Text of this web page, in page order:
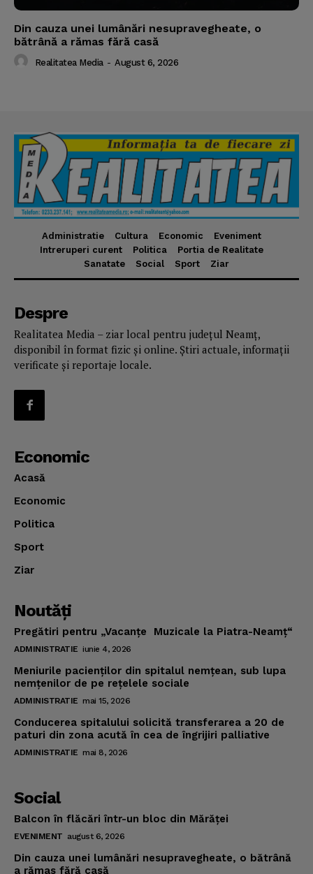
Din cauza unei lumânări nesupravegheate, o
bătrână a rămas fără casă
Realitatea Media - August 6, 2026
Administratie Cultura Economic
Eveniment
Intreruperi curent
Politica
Portia de Realitate
Sanatate
Social Sport Ziar
Despre
Realitatea Media – ziar local pentru județul Neamț,
disponibil în format fizic și online. Știri actuale, informații
verificate și reportaje locale.
Economic
Acasă
Economic
Politica
Sport
Ziar
Noutăţi
Pregătiri pentru „Vacanţe Muzicale la Piatra-Neamţ“
ADMINISTRATIE iunie 4, 2026
Meniurile pacienţilor din spitalul nemţean, sub lupa
nemţenilor de pe reţelele sociale
ADMINISTRATIE mai 15, 2026
Conducerea spitalului solicită transferarea a 20 de
paturi din zona acută în cea de îngrijiri palliative
ADMINISTRATIE mai 8, 2026
Social
Balcon în flăcări într-un bloc din Mărăţei
EVENIMENT august 6, 2026
Din cauza unei lumânări nesupravegheate, o bătrână
a rămas fără casă